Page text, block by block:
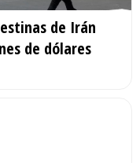
de Irán
de dólares